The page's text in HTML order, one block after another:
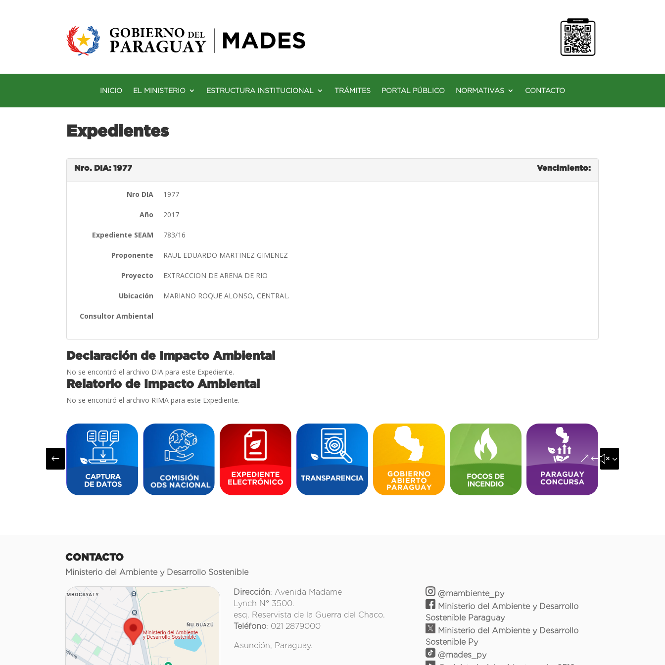
INICIO EL MINISTERIO ESTRUCTURA INSTITUCIONAL TRÁMITES PORTAL PÚBLICO NORMATIVAS CONTACTO
Expedientes
Nro. DIA: 1977 Vencimiento:
Nro DIA 1977
Año 2017
Expediente SEAM 783/16
Proponente RAUL EDUARDO MARTINEZ GIMENEZ
Proyecto EXTRACCION DE ARENA DE RIO
Ubicación MARIANO ROQUE ALONSO, CENTRAL.
Consultor Ambiental
Declaración de Impacto Ambiental
No se encontró el archivo DIA para este Expediente.
Relatorio de Impacto Ambiental
No se encontró el archivo RIMA para este Expediente.
# &#x35;
CONTACTO
Ministerio del Ambiente y Desarrollo Sostenible
Dirección: Avenida Madame
Lynch N° 3500.
esq. Reservista de la Guerra del Chaco.
Teléfono: 021 2879000
Asunción, Paraguay.
@mambiente_py
Ministerio del Ambiente y Desarrollo
Sostenible Paraguay
Ministerio del Ambiente y Desarrollo
Sostenible Py
@mades_py